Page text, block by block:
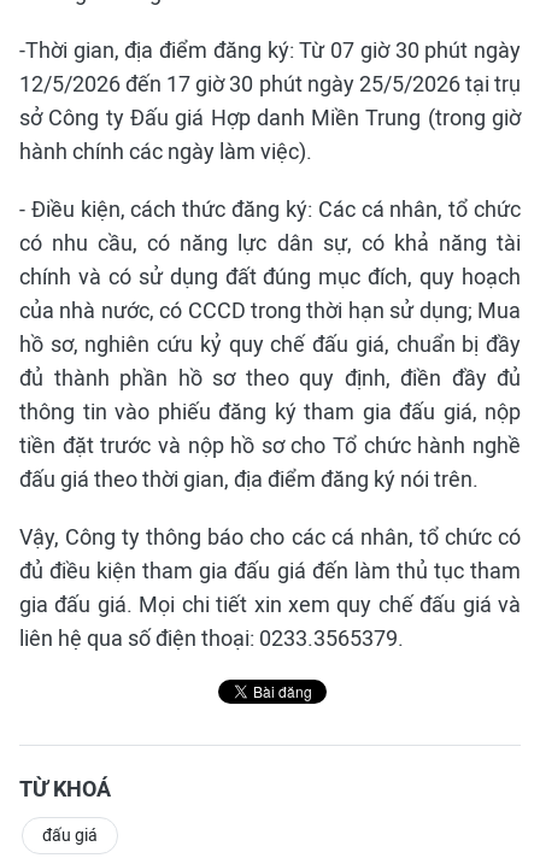
-Thời gian, địa điểm đăng ký: Từ 07 giờ 30 phút ngày
12/5/2026 đến 17 giờ 30 phút ngày 25/5/2026 tại trụ
sở Công ty Đấu giá Hợp danh Miền Trung (trong giờ
hành chính các ngày làm việc).
- Điều kiện, cách thức đăng ký: Các cá nhân, tổ chức
có nhu cầu, có năng lực dân sự, có khả năng tài
chính và có sử dụng đất đúng mục đích, quy hoạch
của nhà nước, có CCCD trong thời hạn sử dụng; Mua
hồ sơ, nghiên cứu kỷ quy chế đấu giá, chuẩn bị đầy
đủ thành phần hồ sơ theo quy định, điền đầy đủ
thông tin vào phiếu đăng ký tham gia đấu giá, nộp
tiền đặt trước và nộp hồ sơ cho Tổ chức hành nghề
đấu giá theo thời gian, địa điểm đăng ký nói trên.
Vậy, Công ty thông báo cho các cá nhân, tổ chức có
đủ điều kiện tham gia đấu giá đến làm thủ tục tham
gia đấu giá. Mọi chi tiết xin xem quy chế đấu giá và
liên hệ qua số điện thoại: 0233.3565379.
TỪ KHOÁ
đấu giá